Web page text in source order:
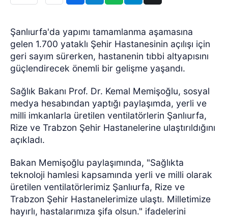
Şanlıurfa'da yapımı tamamlanma aşamasına
gelen 1.700 yataklı Şehir Hastanesinin açılışı için
geri sayım sürerken, hastanenin tıbbi altyapısını
güçlendirecek önemli bir gelişme yaşandı.
Sağlık Bakanı Prof. Dr. Kemal Memişoğlu, sosyal
medya hesabından yaptığı paylaşımda, yerli ve
milli imkanlarla üretilen ventilatörlerin Şanlıurfa,
Rize ve Trabzon Şehir Hastanelerine ulaştırıldığını
açıkladı.
Bakan Memişoğlu paylaşımında, "Sağlıkta
teknoloji hamlesi kapsamında yerli ve milli olarak
üretilen ventilatörlerimiz Şanlıurfa, Rize ve
Trabzon Şehir Hastanelerimize ulaştı. Milletimize
hayırlı, hastalarımıza şifa olsun." ifadelerini